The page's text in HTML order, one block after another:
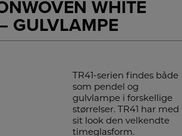
WHITE
GULVLAMPE
TR41-serien findes både
som pendel og
gulvlampe i forskellige
størrelser. TR41 har med
sit look den velkendte
timeglasform.